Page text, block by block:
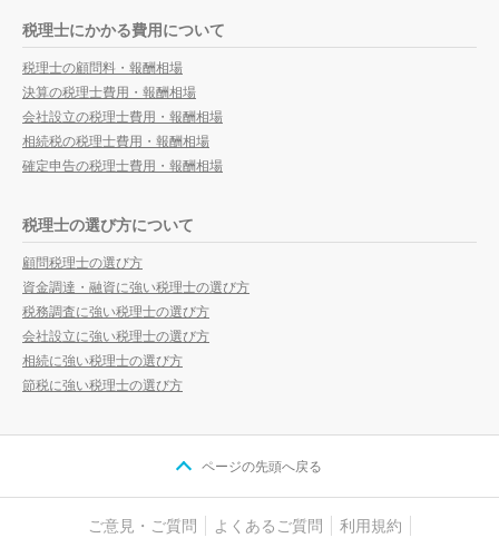
税理士にかかる費用について
税理士の顧問料・報酬相場
決算の税理士費用・報酬相場
会社設立の税理士費用・報酬相場
相続税の税理士費用・報酬相場
確定申告の税理士費用・報酬相場
税理士の選び方について
顧問税理士の選び方
資金調達・融資に強い税理士の選び方
税務調査に強い税理士の選び方
会社設立に強い税理士の選び方
相続に強い税理士の選び方
節税に強い税理士の選び方
ページの先頭へ戻る
ご意見・ご質問 よくあるご質問 利用規約